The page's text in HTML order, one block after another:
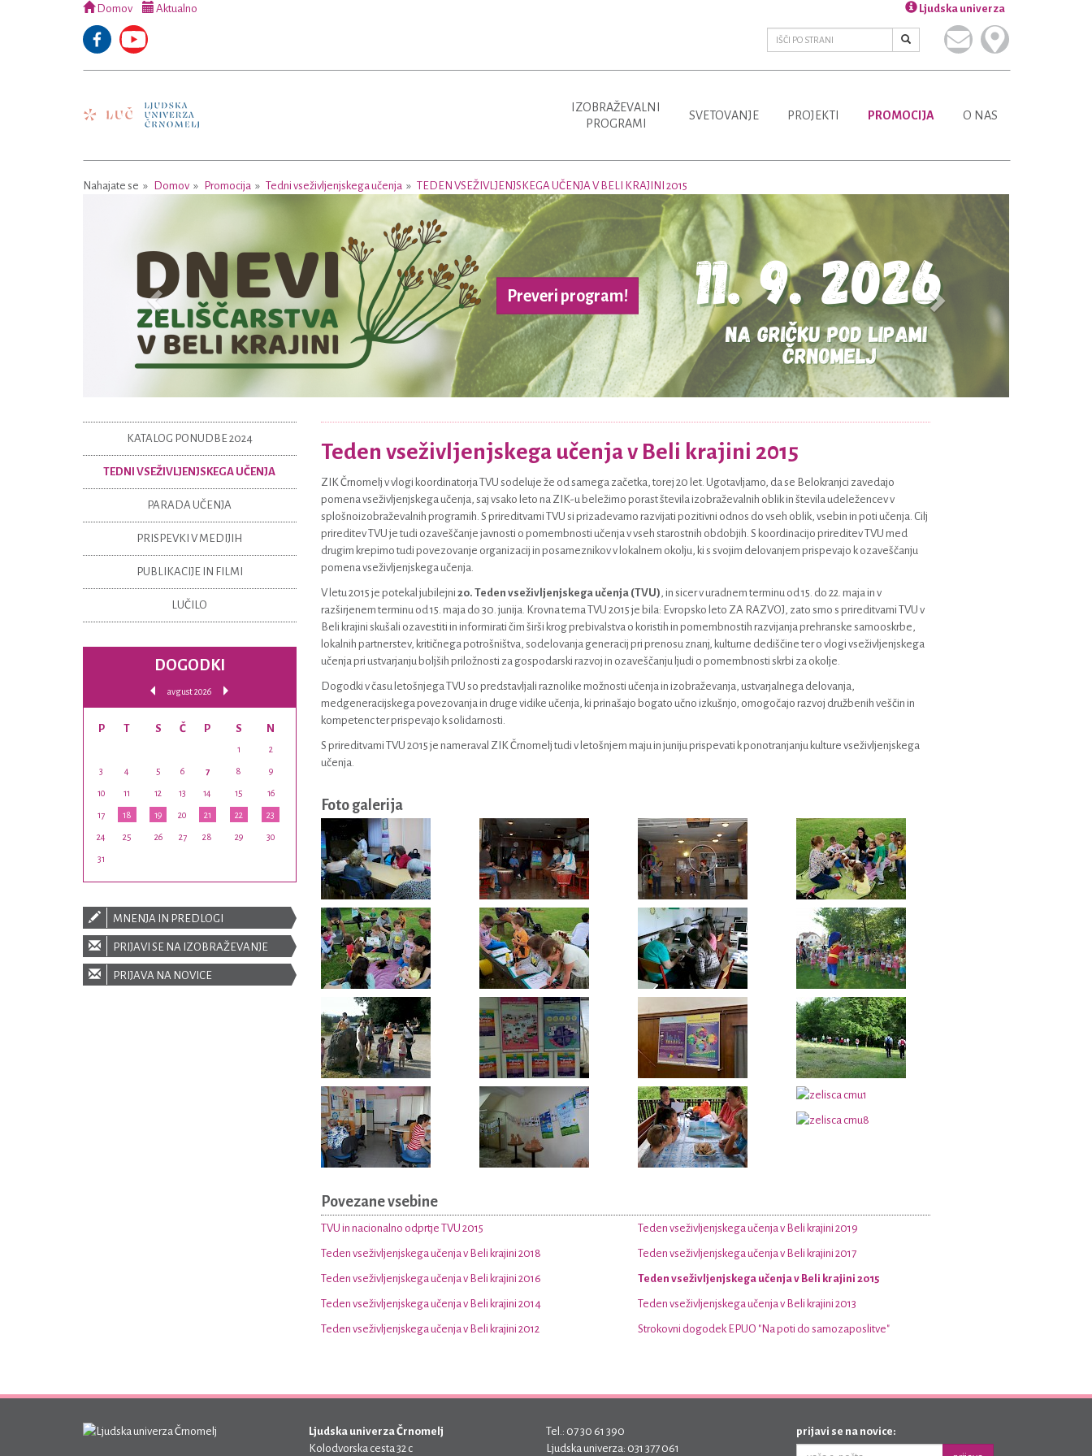
Domov Aktualno Ljudska univerza
IZOBRAŽEVALNI
PROGRAMI
SVETOVANJE PROJEKTI PROMOCIJA O NAS
Nahajate se Domov Promocija Tedni vseživljenjskega učenja TEDEN VSEŽIVLJENJSKEGA UČENJA V BELI KRAJINI 2015
Preveri program!
Teden vseživljenjskega učenja v Beli krajini 2015
ZIK Črnomelj v vlogi koordinatorja TVU sodeluje že od samega začetka, torej 20 let. Ugotavljamo, da se Belokranjci zavedajo
pomena vseživljenjskega učenja, saj vsako leto na ZIK-u beležimo porast števila izobraževalnih oblik in števila udeležencev v
splošnoizobraževalnih programih. S prireditvami TVU si prizadevamo razvijati pozitivni odnos do vseh oblik, vsebin in poti učenja. Cilj
prireditev TVU je tudi ozaveščanje javnosti o pomembnosti učenja v vseh starostnih obdobjih. S koordinacijo prireditev TVU med
drugim krepimo tudi povezovanje organizacij in posameznikov v lokalnem okolju, ki s svojim delovanjem prispevajo k ozaveščanju
pomena vseživljenjskega učenja.
V letu 2015 je potekal jubilejni 20. Teden vseživljenjskega učenja (TVU), in sicer v uradnem terminu od 15. do 22. maja in v
razširjenem terminu od 15. maja do 30. junija. Krovna tema TVU 2015 je bila: Evropsko leto ZA RAZVOJ, zato smo s prireditvami TVU v
Beli krajini skušali ozavestiti in informirati čim širši krog prebivalstva o koristih in pomembnostih razvijanja prehranske samooskrbe,
lokalnih partnerstev, kritičnega potrošništva, sodelovanja generacij pri prenosu znanj, kulturne dediščine ter o vlogi vseživljenjskega
učenja pri ustvarjanju boljših priložnosti za gospodarski razvoj in ozaveščanju ljudi o pomembnosti skrbi za okolje.
Dogodki v času letošnjega TVU so predstavljali raznolike možnosti učenja in izobraževanja, ustvarjalnega delovanja,
medgeneracijskega povezovanja in druge vidike učenja, ki prinašajo bogato učno izkušnjo, omogočajo razvoj družbenih veščin in
kompetenc ter prispevajo k solidarnosti.
S prireditvami TVU 2015 je nameraval ZIK Črnomelj tudi v letošnjem maju in juniju prispevati k ponotranjanju kulture vseživljenjskega
učenja.
Foto galerija
Povezane vsebine
TVU in nacionalno odprtje TVU 2015 Teden vseživljenjskega učenja v Beli krajini 2019
Teden vseživljenjskega učenja v Beli krajini 2018 Teden vseživljenjskega učenja v Beli krajini 2017
Teden vseživljenjskega učenja v Beli krajini 2016 Teden vseživljenjskega učenja v Beli krajini 2015
Teden vseživljenjskega učenja v Beli krajini 2014 Teden vseživljenjskega učenja v Beli krajini 2013
Teden vseživljenjskega učenja v Beli krajini 2012 Strokovni dogodek EPUO "Na poti do samozaposlitve"
KATALOG PONUDBE 2024
TEDNI VSEŽIVLJENJSKEGA UČENJA
PARADA UČENJA
PRISPEVKI V MEDIJIH
PUBLIKACIJE IN FILMI
LUČILO
DOGODKI
avgust 2026
P T S Č P S N
1 2
3 4 5 6 7 8 9
10 11 12 13 14 15 16
17 18 19 20 21 22 23
24 25 26 27 28 29 30
31
MNENJA IN PREDLOGI
PRIJAVI SE NA IZOBRAŽEVANJE
PRIJAVA NA NOVICE
Ljudska univerza Črnomelj
Kolodvorska cesta 32 c
Tel.: 07 30 61 390
Ljudska univerza: 031 377 061
prijavi se na novice: